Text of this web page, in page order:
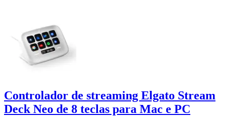
Controlador de streaming Elgato Stream
Deck Neo de 8 teclas para Mac e PC